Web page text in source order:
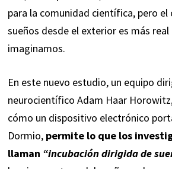
para la comunidad científica, pero
sueños desde el exterior es más
imaginamos.
En este nuevo estudio, un equipo
neurocientífico Adam Haar
cómo un dispositivo electrónico
Dormio, permite lo que los
llaman “incubación dirigida de